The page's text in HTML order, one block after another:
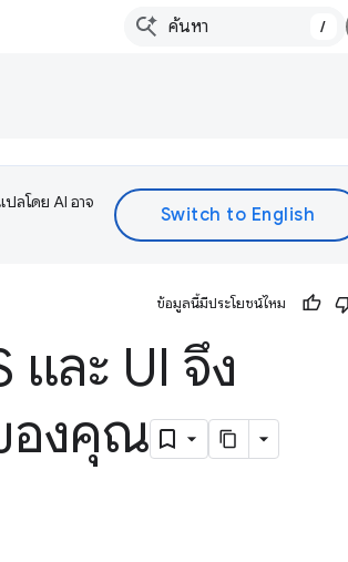
/
ลโดย AI อาจ
ข้อมูลนี้มีประโยชน์ไหม
และ UI จึง
องคุณ